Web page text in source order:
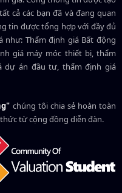
cả các bạn đã và đang quan
tin được tổng hợp với đầy đủ
như: Thẩm định giá Bất động
giá máy móc thiết bị, thẩm
dự án đầu tư, thẩm định giá
chúng tôi chia sẻ hoàn toàn
từ cộng đồng diễn đàn.